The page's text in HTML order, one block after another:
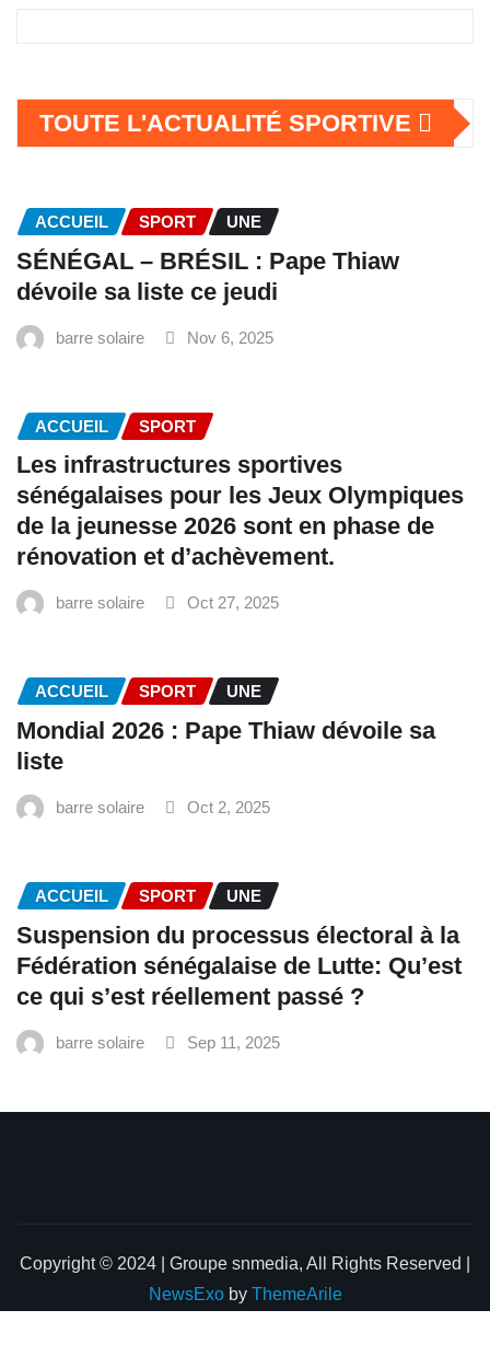
TOUTE L'ACTUALITÉ SPORTIVE
ACCUEIL SPORT UNE
SÉNÉGAL – BRÉSIL : Pape Thiaw
dévoile sa liste ce jeudi
barre solaire Nov 6, 2025
ACCUEIL SPORT
Les infrastructures sportives
sénégalaises pour les Jeux Olympiques
de la jeunesse 2026 sont en phase de
rénovation et d’achèvement.
barre solaire Oct 27, 2025
ACCUEIL SPORT UNE
Mondial 2026 : Pape Thiaw dévoile sa
liste
barre solaire Oct 2, 2025
ACCUEIL SPORT UNE
‎Suspension du processus électoral à la
Fédération sénégalaise de Lutte: Qu’est
ce qui s’est réellement passé ? ‎‎
barre solaire Sep 11, 2025
Copyright © 2024 | Groupe snmedia, All Rights Reserved
NewsExoby ThemeArile